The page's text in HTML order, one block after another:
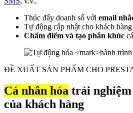
Thúc đẩy doanh số với email
Tự động cập nhật cho khách
Chấm điểm và tạo phân khúc
ĐỀ XUẤT SẢN PHẨM CHO
Cá nhân hóa trải nghiệm
của khách hàng